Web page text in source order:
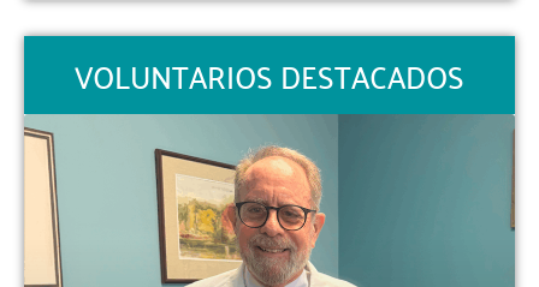
VOLUNTARIOS DESTACADOS